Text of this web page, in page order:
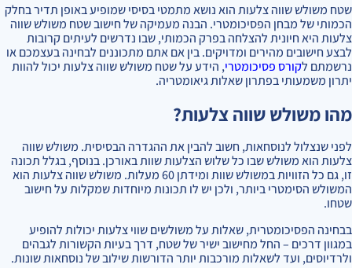
שטח משולש שווה צלעות הוא נושא מתמטי בסיסי שמופיע באופן תדיר בחלק
הכמותי של מבחן הפסיכומטרי. הבנה מעמיקה של חישוב שטח משולש שווה
צלעות היא חיונית להצלחה בפרק הכמותי, שבו נדרשים לעיתים קרובות
לבצע חישובים מהירים ומדויקים. בין אם אתם מתכוננים לבחינה בעצמכם או
נרשמתם לקורס פסיכומטרי, הידע על שטח משולש שווה צלעות יכול להוות
יתרון משמעותי בפתרון שאלות גיאומטריה.
מהו משולש שווה צלעות?
לפני שנצלול לנוסחאות, חשוב להבין את ההגדרה הבסיסית. משולש שווה
צלעות הוא משולש שבו כל שלוש הצלעות שוות באורכן. בנוסף, בגלל תכונה
זו, גם כל הזוויות במשולש שוות ומידתן 60 מעלות. משולש שווה צלעות הוא
המשולש הסימטרי ביותר, ולכן יש לו תכונות מיוחדות שמקלות על חישוב
שטחו.
בבחינה הפסיכומטרית, שאלות על משולשים שווי צלעות יכולות להופיע
במגוון דרכים – החל מחישוב ישיר של שטח, דרך בעיות הקשורות לגבהים
ולרדיוסים, ועד לשאלות מורכבות יותר הדורשות שילוב של נוסחאות שונות.